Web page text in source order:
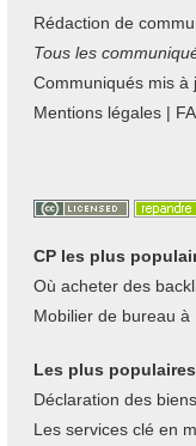
Rédaction de
Tous les
Communiqués mis à
Mentions légales |
CP les plus
Où acheter des
Mobilier de bureau à
Les plus
Déclaration des
Les services clé en